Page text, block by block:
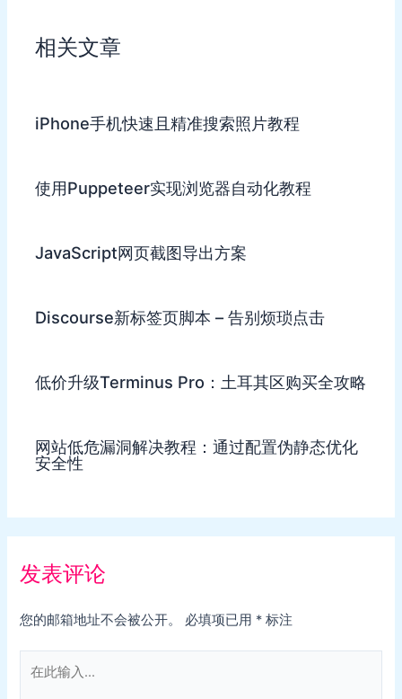
相关文章
iPhone手机快速且精准搜索照片教程
使用Puppeteer实现浏览器自动化教程
JavaScript网页截图导出方案
Discourse新标签页脚本 – 告别烦琐点击
低价升级Terminus Pro：土耳其区购买全攻略
网站低危漏洞解决教程：通过配置伪静态优化
安全性
发表评论
您的邮箱地址不会被公开。 必填项已用 * 标注